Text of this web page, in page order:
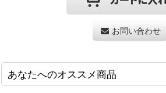
お問い合わせ
あなたへのオススメ商品